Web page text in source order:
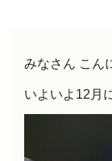
みなさん こん
いよいよ12月